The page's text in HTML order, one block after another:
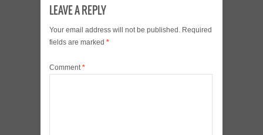
LEAVE A REPLY
Your email address will not be published. Required
fields are marked *
Comment*